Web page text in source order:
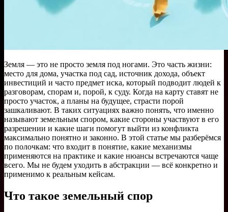
Земля — это не просто земля под ногами. Это часть жизни:
место для дома, участка под сад, источник дохода, объект
инвестиций и часто предмет иска, который подводит людей к
разговорам, спорам и, порой, к суду. Когда на карту ставят не
просто участок, а планы на будущее, страсти порой
зашкаливают. В таких ситуациях важно понять, что именно
называют земельным спором, какие стороны участвуют в его
разрешении и какие шаги помогут выйти из конфликта
максимально понятно и законно. В этой статье мы разберёмся
по полочкам: что входит в понятие, какие механизмы
применяются на практике и какие нюансы встречаются чаще
всего. Мы не будем уходить в абстракции — всё конкретно и
применимо к реальным кейсам.
Что такое земельный спор